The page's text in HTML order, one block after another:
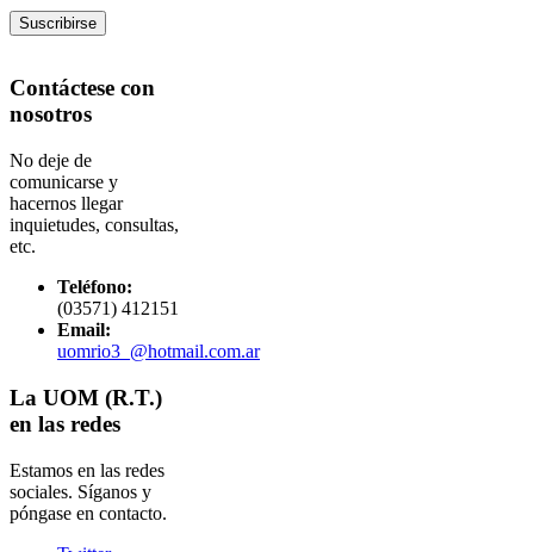
Contáctese con
nosotros
No deje de
comunicarse y
hacernos llegar
inquietudes, consultas,
etc.
Teléfono:
(03571) 412151
Email:
uomrio3_@hotmail.com.ar
La UOM (R.T.)
en las redes
Estamos en las redes
sociales. Síganos y
póngase en contacto.